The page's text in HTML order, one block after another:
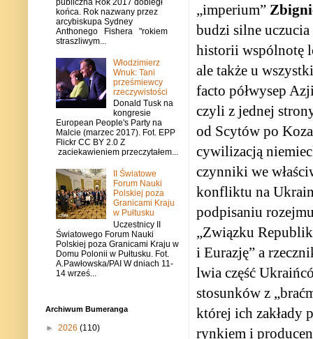
„imperium”
budzi silne
historii wspólnotę
ale także u
facto półwysep
czyli z jednej
od Scytów po
cywilizacją
czynniki we
konfliktu na
podpisaniu
„Związku
i Eurazję” a
lwia część
stosunków z
której ich zakłady
rynkiem i
publiczna Rok 2017 dobiegł
końca. Rok nazwany przez
arcybiskupa Sydney
Anthonego Fishera "rokiem
straszliwym...
Włodzimierz
Wnuk: Tani
prześmiewcy
rzeczywistości
Donald Tusk na
kongresie
European People's Party na
Malcie (marzec 2017). Fot. EPP
Flickr CC BY 2.0 Z
zaciekawieniem przeczytałem...
II Światowe
Forum Nauki
Polskiej poza
Granicami Kraju
w Pułtusku
Uczestnicy II
Światowego Forum Nauki
Polskiej poza Granicami Kraju w
Domu Polonii w Pułtusku. Fot.
A.Pawłowska/PAI W dniach 11-
14 wrześ...
Archiwum Bumeranga
► 2026 (110)